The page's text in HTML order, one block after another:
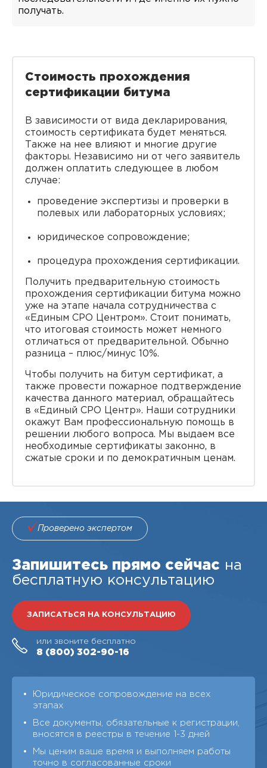
получать.
Стоимость прохождения
сертификации битума
В зависимости от вида декларирования,
стоимость сертификата будет меняться.
Также на нее влияют и многие другие
факторы. Независимо ни от чего заявитель
должен оплатить следующее в любом
случае:
проведение экспертизы и проверки в
полевых или лабораторных условиях;
юридическое сопровождение;
процедура прохождения сертификации.
Получить предварительную стоимость
прохождения сертификации битума можно
уже на этапе начала сотрудничества с
«Единым СРО Центром». Стоит понимать,
что итоговая стоимость может немного
отличаться от предварительной. Обычно
разница – плюс/минус 10%.
Чтобы получить на битум сертификат, а
также провести пожарное подтверждение
качества данного материал, обращайтесь
в «Единый СРО Центр». Наши сотрудники
окажут Вам профессиональную помощь в
решении любого вопроса. Мы выдаем все
необходимые сертификаты законно, в
сжатые сроки и по демократичным ценам.
Проверено экспертом
Запишитесь прямо сейчас на
бесплатную консультацию
ЗАПИСАТЬСЯ НА КОНСУЛЬТАЦИЮ
или звоните бесплатно
8 (800) 302-90-16
Юридическое сопровождение на всех
этапах
Все документы, обязательные к регистрации,
вносятся в реестры в течение 1-3 дней
Мы ценим ваше время и выполняем работы
точно в согласованные сроки